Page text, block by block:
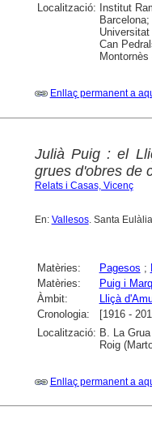
Localització: Institut
Can
Enllaç permanent a
Julià Puig : el
grues d'obres de
Relats i Casas, Vicenç
En: Vallesos. Santa
Matèries: Pagesos ;
Matèries:
Puig i
Àmbit:
Lliçà
Cronologia:
[1916 -
Localització: B. La
Roig
Enllaç permanent a